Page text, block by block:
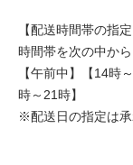
【配送時間帯の指定
時間帯を次の中か
【午前中】【14時
時～21時】
※配送日の指定は承